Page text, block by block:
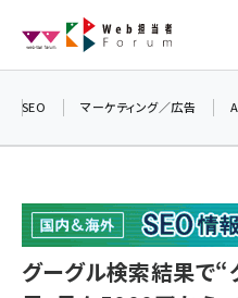
ン
seo (3523)
ai (2804)
SEO マーケティング／広告
グーグル検索結果で